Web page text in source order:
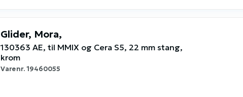
Glider, Mora,
130363 AE, til MMIX og Cera S5, 22 mm stang,
krom
Varenr.19460055